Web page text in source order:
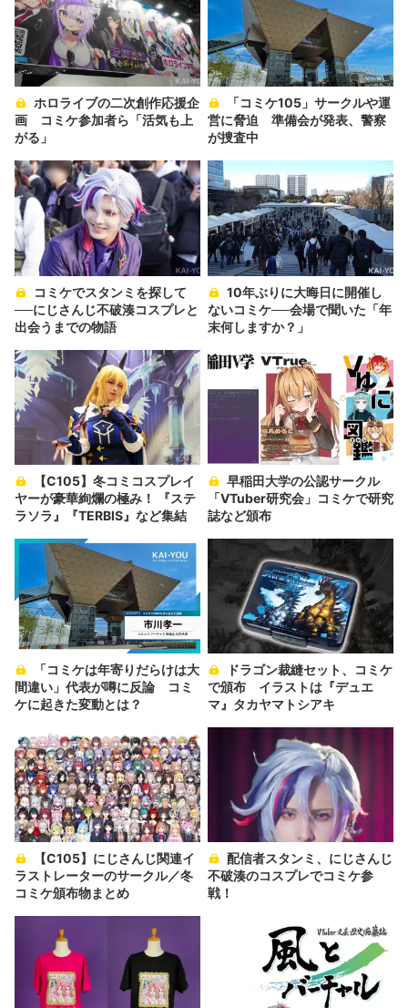
画 コミケ参加者ら「活気も上
がる」
営に脅迫 準備会が発表、警察
が捜査中
──にじさんじ不破湊コスプレと
出会うまでの物語
ないコミケ──会場で聞いた「年
末何しますか？」
ヤーが豪華絢爛の極み！ 『ステ
ラソラ』『TERBIS』など集結
「VTuber研究会」コミケで研究
誌など頒布
間違い」代表が噂に反論 コミ
ケに起きた変動とは？
で頒布 イラストは『デュエ
マ』タカヤマトシアキ
ラストレーターのサークル／冬
コミケ頒布物まとめ
不破湊のコスプレでコミケ参
戦！